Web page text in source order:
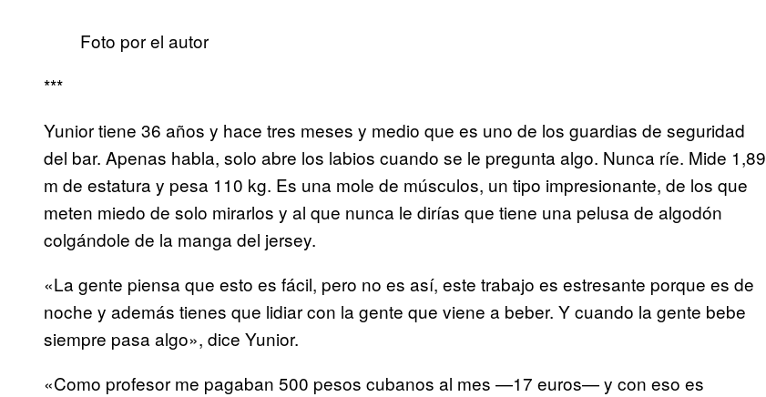
Foto por el autor
***
Yunior tiene 36 años y hace tres meses y medio que es uno de los guardias de seguridad
del bar. Apenas habla, solo abre los labios cuando se le pregunta algo. Nunca ríe. Mide 1,89
m de estatura y pesa 110 kg. Es una mole de músculos, un tipo impresionante, de los que
meten miedo de solo mirarlos y al que nunca le dirías que tiene una pelusa de algodón
colgándole de la manga del jersey.
«La gente piensa que esto es fácil, pero no es así, este trabajo es estresante porque es de
noche y además tienes que lidiar con la gente que viene a beber. Y cuando la gente bebe
siempre pasa algo», dice Yunior.
«Como profesor me pagaban 500 pesos cubanos al mes —17 euros— y con eso es